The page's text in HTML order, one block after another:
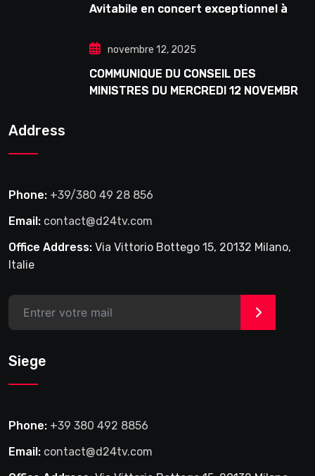
Avitabile en concert exceptionnel à
novembre 12, 2025
COMMUNIQUE DU CONSEIL DES
MINISTRES DU MERCREDI 12 NOVEMBRE
Address
Phone: +39/380 49 28 856
Email: contact@d24tv.com
Office Address: Via Vittorio Bottego 15, 20132 Milano,
Italie
>
Siege
Phone: +39 380 492 8856
Email: contact@d24tv.com